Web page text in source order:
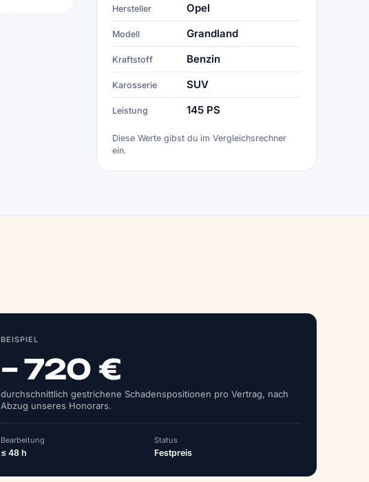
Hersteller Opel
Modell Grandland
Kraftstoff Benzin
Karosserie SUV
Leistung 145 PS
Diese Werte gibst du im Vergleichsrechner
ein.
BEISPIEL
– 720 €
durchschnittlich gestrichene Schadens­positionen pro Vertrag, nach
Abzug unseres Honorars.
Bearbeitung
≤ 48 h
Status
Festpreis